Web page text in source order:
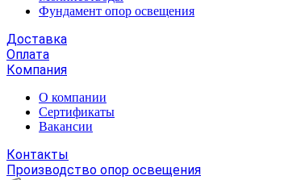
Фундамент опор освещения
Доставка
Оплата
Компания
О компании
Сертификаты
Вакансии
Контакты
Производство опор освещения